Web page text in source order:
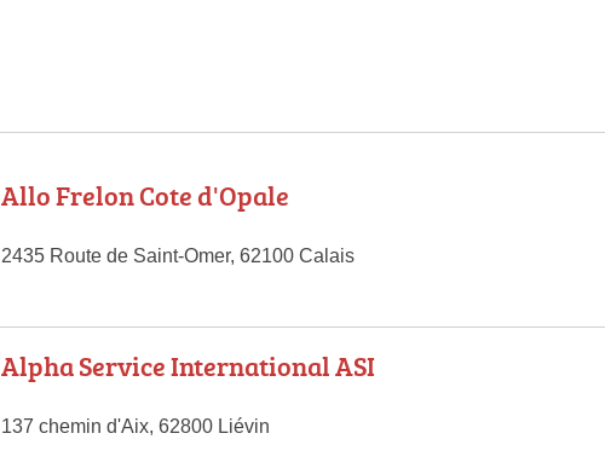
Allo Frelon Cote d'Opale
2435 Route de Saint-Omer, 62100 Calais
Alpha Service International ASI
137 chemin d'Aix, 62800 Liévin